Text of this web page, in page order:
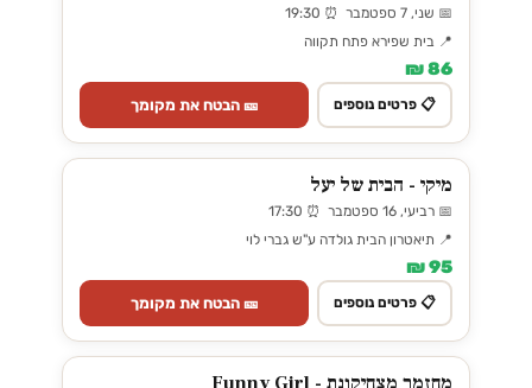
📅 שני, 7 ספטמבר ⏰ 19:30
📍 בית שפירא פתח תקווה
86 ₪
📋 פרטים נוספים 🎫 הבטח את מקומך
מיקי - הבית של יעל
📅 רביעי, 16 ספטמבר ⏰ 17:30
📍 תיאטרון הבית גולדה ע"ש גברי לוי
95 ₪
📋 פרטים נוספים 🎫 הבטח את מקומך
מחזמר מצחיקונת - Funny Girl